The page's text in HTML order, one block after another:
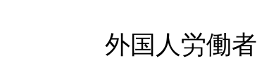
外国人労働者